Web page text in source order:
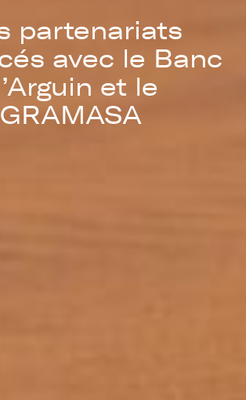
partenariats
avec le Banc
et le
GRAMASA